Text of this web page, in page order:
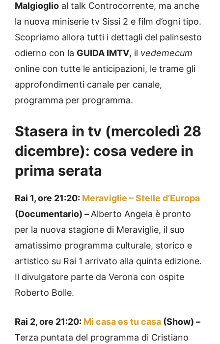
Malgioglio al talk Controcorrente, ma anche
la nuova miniserie tv Sissi 2 e film d’ogni tipo.
Scopriamo allora tutti i dettagli del palinsesto
odierno con la GUIDA IMTV, il vedemecum
online con tutte le anticipazioni, le trame gli
approfondimenti canale per canale,
programma per programma.
Stasera in tv (mercoledì 28
dicembre): cosa vedere in
prima serata
Rai 1, ore 21:20: Meraviglie – Stelle d’Europa
(Documentario) –Alberto Angela è pronto
per la nuova stagione di Meraviglie, il suo
amatissimo programma culturale, storico e
artistico su Rai 1 arrivato alla quinta edizione.
Il divulgatore parte da Verona con ospite
Roberto Bolle.
Rai 2, ore 21:20: Mi casa es tu casa (Show) –
Terza puntata del programma di Cristiano